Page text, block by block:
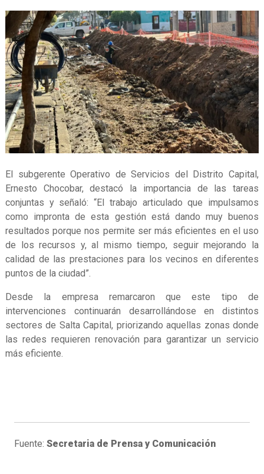
El subgerente Operativo de Servicios del Distrito Capital,
Ernesto Chocobar, destacó la importancia de las tareas
conjuntas y señaló: “El trabajo articulado que impulsamos
como impronta de esta gestión está dando muy buenos
resultados porque nos permite ser más eficientes en el uso
de los recursos y, al mismo tiempo, seguir mejorando la
calidad de las prestaciones para los vecinos en diferentes
puntos de la ciudad”.
Desde la empresa remarcaron que este tipo de
intervenciones continuarán desarrollándose en distintos
sectores de Salta Capital, priorizando aquellas zonas donde
las redes requieren renovación para garantizar un servicio
más eficiente.
Fuente: Secretaria de Prensa y Comunicación